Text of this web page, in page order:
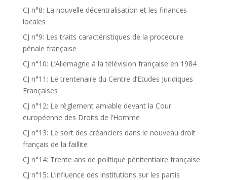
CJ n°8: La nouvelle décentralisation et les finances
locales
CJ n°9: Les traits caractéristiques de la procedure
pénale française
CJ n°10: L’Allemagne à la télévision française en 1984
CJ n°11: Le trentenaire du Centre d’Etudes Juridiques
Françaises
CJ n°12: Le règlement amiable devant la Cour
européenne des Droits de l’Homme
CJ n°13: Le sort des créanciers dans le nouveau droit
français de la faillite
CJ n°14: Trente ans de politique pénitentiaire française
CJ n°15: L’influence des institutions sur les partis